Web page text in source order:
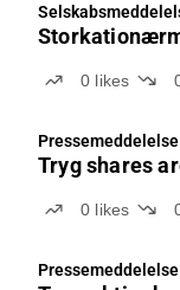
0 likes
Pressemeddelelse
Tryg shares
0 likes
Pressemeddelelse